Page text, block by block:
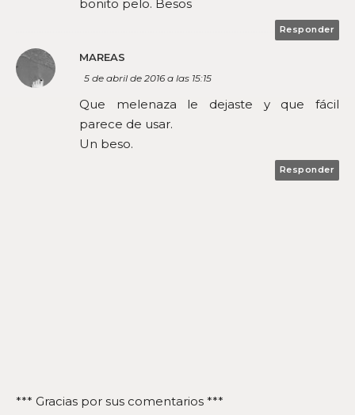
bonito pelo. Besos
Responder
MAREAS
5 de abril de 2016 a las 15:15
Que melenaza le dejaste y que fácil
parece de usar.
Un beso.
Responder
*** Gracias por sus comentarios ***